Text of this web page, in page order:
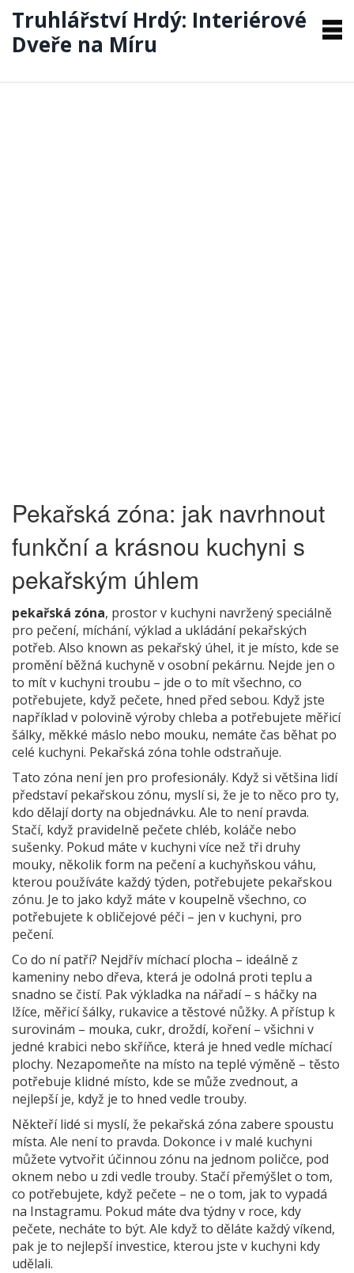
Truhlářství Hrdý: Interiérové
Dveře na Míru
Pekařská zóna: jak navrhnout
funkční a krásnou kuchyni s
pekařským úhlem
pekařská zóna, prostor v kuchyni navržený speciálně
pro pečení, míchání, výklad a ukládání pekařských
potřeb. Also known as pekařský úhel, it je místo, kde se
promění běžná kuchyně v osobní pekárnu. Nejde jen o
to mít v kuchyni troubu – jde o to mít všechno, co
potřebujete, když pečete, hned před sebou. Když jste
například v polovině výroby chleba a potřebujete měřicí
šálky, měkké máslo nebo mouku, nemáte čas běhat po
celé kuchyni. Pekařská zóna tohle odstraňuje.
Tato zóna není jen pro profesionály. Když si většina lidí
představí pekařskou zónu, myslí si, že je to něco pro ty,
kdo dělají dorty na objednávku. Ale to není pravda.
Stačí, když pravidelně pečete chléb, koláče nebo
sušenky. Pokud máte v kuchyni více než tři druhy
mouky, několik form na pečení a kuchyňskou váhu,
kterou používáte každý týden, potřebujete pekařskou
zónu. Je to jako když máte v koupelně všechno, co
potřebujete k obličejové péči – jen v kuchyni, pro
pečení.
Co do ní patří? Nejdřív míchací plocha – ideálně z
kameniny nebo dřeva, která je odolná proti teplu a
snadno se čistí. Pakvýkladka na nářadí– s háčky na
lžíce, měřicí šálky, rukavice a těstové nůžky. A přístup k
surovinám – mouka, cukr, droždí, koření – všichni v
jedné krabici nebo skříňce, která je hned vedle míchací
plochy. Nezapomeňte na místo na teplé výměně – těsto
potřebuje klidné místo, kde se může zvednout, a
nejlepší je, když je to hned vedle trouby.
Někteří lidé si myslí, že pekařská zóna zabere spoustu
místa. Ale není to pravda. Dokonce i v malé kuchyni
můžete vytvořit účinnou zónu na jednom poličce, pod
oknem nebo u zdi vedle trouby. Stačí přemýšlet o tom,
co potřebujete, když pečete – ne o tom, jak to vypadá
na Instagramu. Pokud máte dva týdny v roce, kdy
pečete, necháte to být. Ale když to děláte každý víkend,
pak je to nejlepší investice, kterou jste v kuchyni kdy
udělali.